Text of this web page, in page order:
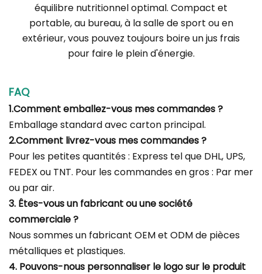
équilibre nutritionnel optimal. Compact et
portable, au bureau, à la salle de sport ou en
extérieur, vous pouvez toujours boire un jus frais
pour faire le plein d'énergie.
FAQ
1.Comment emballez-vous mes commandes ?
Emballage standard avec carton principal.
2.Comment livrez-vous mes commandes ?
Pour les petites quantités : Express tel que DHL, UPS,
FEDEX ou TNT. Pour les commandes en gros : Par mer
ou par air.
3. Êtes-vous un fabricant ou une société
commerciale ?
Nous sommes un fabricant OEM et ODM de pièces
métalliques et plastiques.
4. Pouvons-nous personnaliser le logo sur le produit